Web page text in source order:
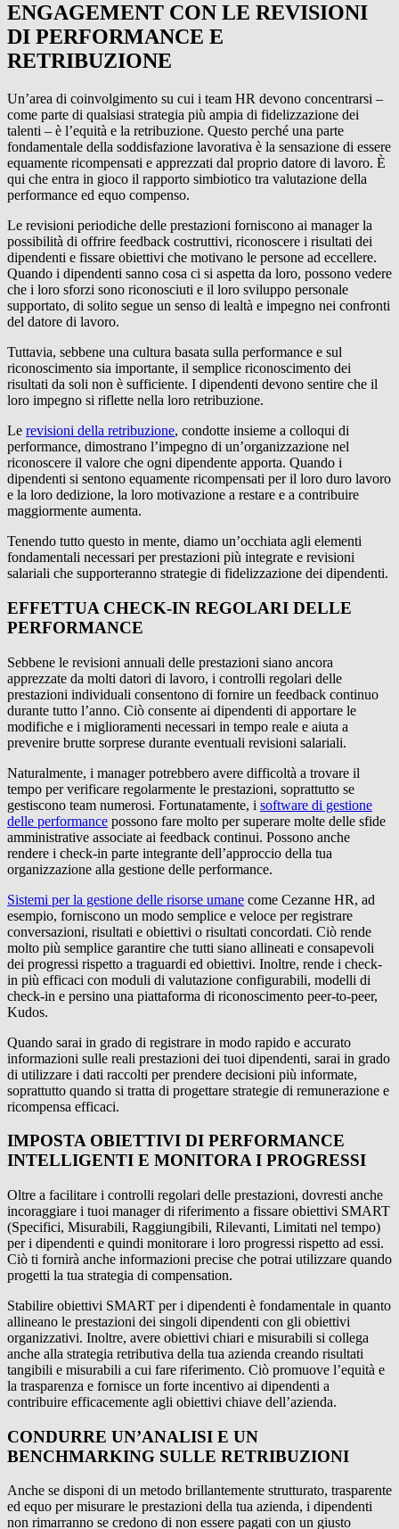
ENGAGEMENT CON LE REVISIONI
DI PERFORMANCE E
RETRIBUZIONE
Un’area di coinvolgimento su cui i team HR devono concentrarsi –
come parte di qualsiasi strategia più ampia di fidelizzazione dei
talenti – è l’equità e la retribuzione. Questo perché una parte
fondamentale della soddisfazione lavorativa è la sensazione di essere
equamente ricompensati e apprezzati dal proprio datore di lavoro. È
qui che entra in gioco il rapporto simbiotico tra valutazione della
performance ed equo compenso.
Le revisioni periodiche delle prestazioni forniscono ai manager la
possibilità di offrire feedback costruttivi, riconoscere i risultati dei
dipendenti e fissare obiettivi che motivano le persone ad eccellere.
Quando i dipendenti sanno cosa ci si aspetta da loro, possono vedere
che i loro sforzi sono riconosciuti e il loro sviluppo personale
supportato, di solito segue un senso di lealtà e impegno nei confronti
del datore di lavoro.
Tuttavia, sebbene una cultura basata sulla performance e sul
riconoscimento sia importante, il semplice riconoscimento dei
risultati da soli non è sufficiente. I dipendenti devono sentire che il
loro impegno si riflette nella loro retribuzione.
Le revisioni della retribuzione, condotte insieme a colloqui di
performance, dimostrano l’impegno di un’organizzazione nel
riconoscere il valore che ogni dipendente apporta. Quando i
dipendenti si sentono equamente ricompensati per il loro duro lavoro
e la loro dedizione, la loro motivazione a restare e a contribuire
maggiormente aumenta.
Tenendo tutto questo in mente, diamo un’occhiata agli elementi
fondamentali necessari per prestazioni più integrate e revisioni
salariali che supporteranno strategie di fidelizzazione dei dipendenti.
EFFETTUA CHECK-IN REGOLARI DELLE
PERFORMANCE
Sebbene le revisioni annuali delle prestazioni siano ancora
apprezzate da molti datori di lavoro, i controlli regolari delle
prestazioni individuali consentono di fornire un feedback continuo
durante tutto l’anno. Ciò consente ai dipendenti di apportare le
modifiche e i miglioramenti necessari in tempo reale e aiuta a
prevenire brutte sorprese durante eventuali revisioni salariali.
Naturalmente, i manager potrebbero avere difficoltà a trovare il
tempo per verificare regolarmente le prestazioni, soprattutto se
gestiscono team numerosi. Fortunatamente, i software di gestione
delle performance possono fare molto per superare molte delle sfide
amministrative associate ai feedback continui. Possono anche
rendere i check-in parte integrante dell’approccio della tua
organizzazione alla gestione delle performance.
Sistemi per la gestione delle risorse umane come Cezanne HR, ad
esempio, forniscono un modo semplice e veloce per registrare
conversazioni, risultati e obiettivi o risultati concordati. Ciò rende
molto più semplice garantire che tutti siano allineati e consapevoli
dei progressi rispetto a traguardi ed obiettivi. Inoltre, rende i check-
in più efficaci con moduli di valutazione configurabili, modelli di
check-in e persino una piattaforma di riconoscimento peer-to-peer,
Kudos.
Quando sarai in grado di registrare in modo rapido e accurato
informazioni sulle reali prestazioni dei tuoi dipendenti, sarai in grado
di utilizzare i dati raccolti per prendere decisioni più informate,
soprattutto quando si tratta di progettare strategie di remunerazione e
ricompensa efficaci.
IMPOSTA OBIETTIVI DI PERFORMANCE
INTELLIGENTI E MONITORA I PROGRESSI
Oltre a facilitare i controlli regolari delle prestazioni, dovresti anche
incoraggiare i tuoi manager di riferimento a fissare obiettivi SMART
(Specifici, Misurabili, Raggiungibili, Rilevanti, Limitati nel tempo)
per i dipendenti e quindi monitorare i loro progressi rispetto ad essi.
Ciò ti fornirà anche informazioni precise che potrai utilizzare quando
progetti la tua strategia di compensation.
Stabilire obiettivi SMART per i dipendenti è fondamentale in quanto
allineano le prestazioni dei singoli dipendenti con gli obiettivi
organizzativi. Inoltre, avere obiettivi chiari e misurabili si collega
anche alla strategia retributiva della tua azienda creando risultati
tangibili e misurabili a cui fare riferimento. Ciò promuove l’equità e
la trasparenza e fornisce un forte incentivo ai dipendenti a
contribuire efficacemente agli obiettivi chiave dell’azienda.
CONDURRE UN’ANALISI E UN
BENCHMARKING SULLE RETRIBUZIONI
Anche se disponi di un metodo brillantemente strutturato, trasparente
ed equo per misurare le prestazioni della tua azienda, i dipendenti
non rimarranno se credono di non essere pagati con un giusto